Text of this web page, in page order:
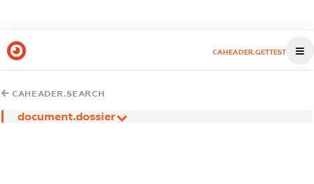
CAHEADER.GETTEST
CAHEADER.SEARCH
document.dossier